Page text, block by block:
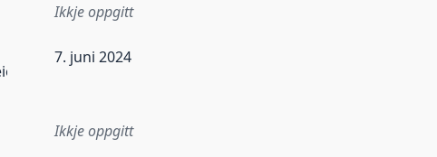
Ikkje oppgitt
når dataa i dette datasettet først blei utgitt. Det kan ha
7. juni 2024
Ikkje oppgitt